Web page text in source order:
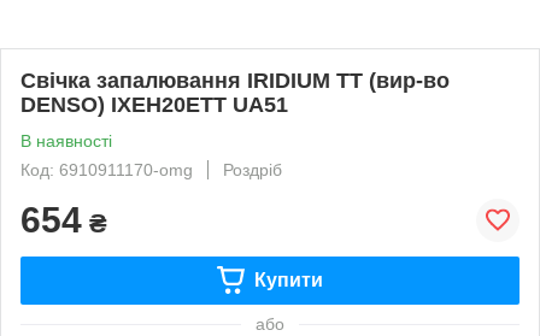
Свічка запалювання IRIDIUM TT (вир-во
DENSO) IXEH20ETT UA51
В наявності
Код: 6910911170-omg
Роздріб
654 ₴
Купити
або